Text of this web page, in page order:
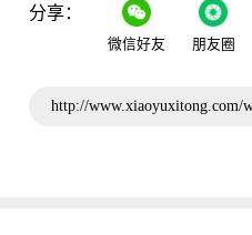
分享：
微信好友 朋友圈
http://www.xiaoyuxitong.com/